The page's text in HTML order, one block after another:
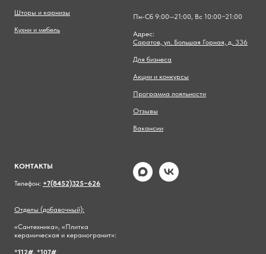
Шторы и карнизы
Кухни и мебель
Пн-Сб 9:00—21:00, Вс 10:00−21:00
Адрес:
Саратов, ул. Большая Горная, д. 336
Для бизнеса
Акции и конкурсы
Программа лояльности
Отзывы
Вакансии
КОНТАКТЫ
Телефон: +7(8452)325−626
Отделы (добавочный):
«Сантехника», «Плитка
керамическая и керамогранит»:
*112#, *107#